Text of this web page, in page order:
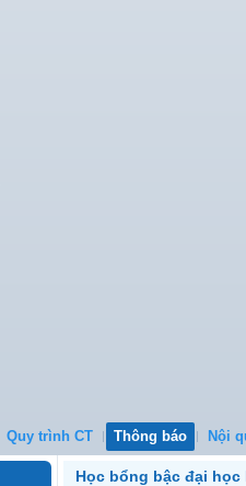
Quy trình CT Thông báo Nội
Học bổng bậc đại học